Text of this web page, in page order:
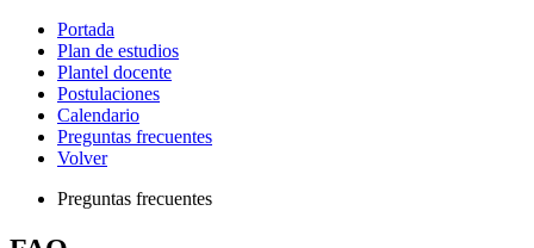
Portada
Plan de estudios
Plantel docente
Postulaciones
Calendario
Preguntas frecuentes
Volver
Preguntas frecuentes